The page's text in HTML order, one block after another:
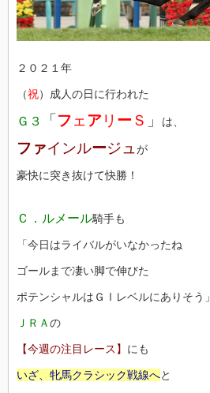
２０２１年
（祝）成人の日に行われた
Ｇ３ 「 フ ェ アリ ー Ｓ 」 は、
ファインルージュ が
豪快に突き抜けて快勝！
Ｃ．ルメール騎手も
「今日はライバルがいなかったね
ゴールまで凄い脚で伸びた
ポテンシャルはＧⅠレベルにありそう」
ＪＲＡの
【今週の注目レース】 にも
いざ、牝馬クラシック戦線へと